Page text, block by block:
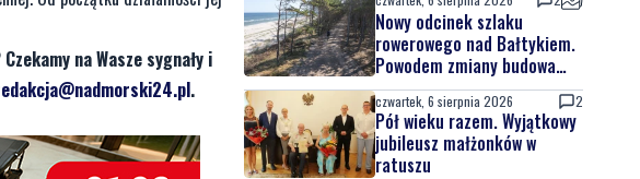
na Wasze sygnały i
.
Nowy odcinek szlaku
rowerowego nad Bałtykiem.
Powodem zmiany budowa
elektrowni jądrowej
czwartek, 6 sierpnia 2026 2
Pół wieku razem. Wyjątkowy
jubileusz małżonków w
ratuszu